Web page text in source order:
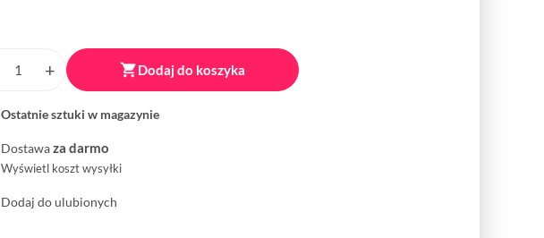
Dodaj do koszyka
Ostatnie sztuki w magazynie
Dostawaza darmo
Wyświetl koszt wysyłki
Dodaj do ulubionych